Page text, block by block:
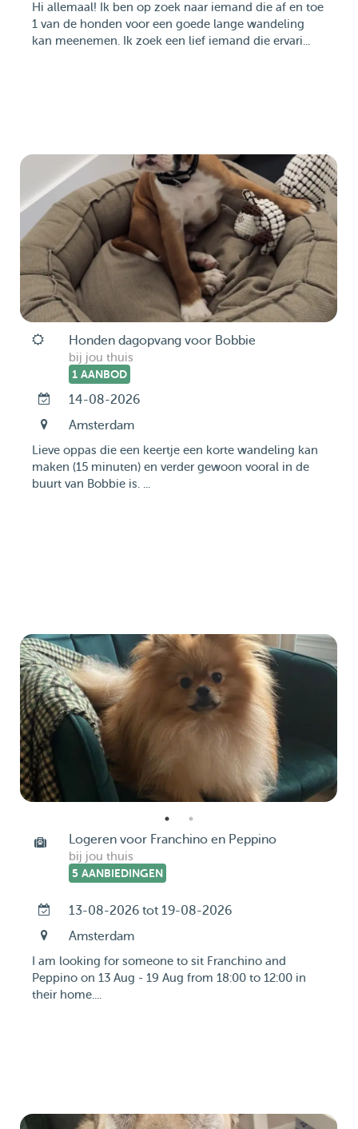
Hi allemaal! Ik ben op zoek naar iemand die af en toe
1 van de honden voor een goede lange wandeling
kan meenemen. Ik zoek een lief iemand die ervari...
Honden dagopvang voor Bobbie
bij jou thuis
1 AANBOD
14-08-2026
Amsterdam
Lieve oppas die een keertje een korte wandeling kan
maken (15 minuten) en verder gewoon vooral in de
buurt van Bobbie is. ...
Logeren voor Franchino en Peppino
bij jou thuis
5 AANBIEDINGEN
13-08-2026 tot 19-08-2026
Amsterdam
I am looking for someone to sit Franchino and
Peppino on 13 Aug - 19 Aug from 18:00 to 12:00 in
their home....